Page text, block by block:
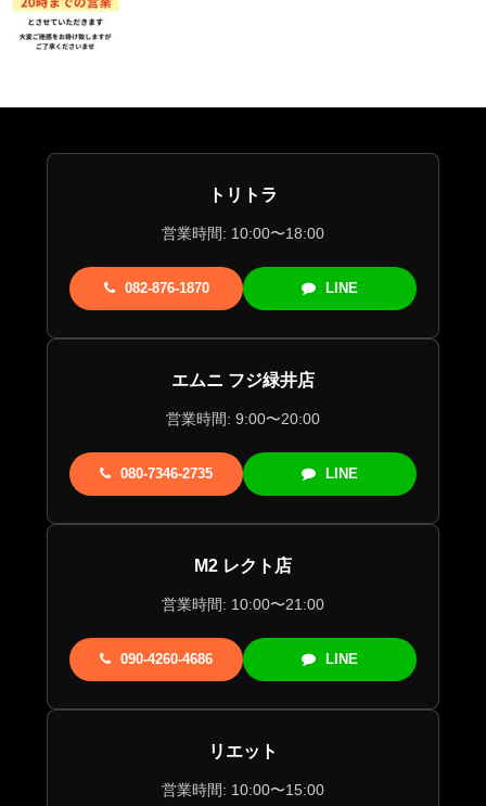
トリトラ
営業時間: 10:00〜18:00
082-876-1870 LINE
エムニ フジ緑井店
営業時間: 9:00〜20:00
080-7346-2735 LINE
M2 レクト店
営業時間: 10:00〜21:00
090-4260-4686 LINE
リエット
営業時間: 10:00〜15:00